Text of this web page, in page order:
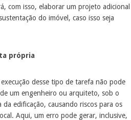
com isso, elaborar um projeto adicional
do imóvel, caso isso seja
própria
desse tipo de tarefa não pode
um engenheiro ou arquiteto, sob o
edificação, causando riscos para os
Aqui, um erro pode gerar, inclusive,